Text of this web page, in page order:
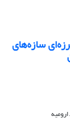
سازه‌های